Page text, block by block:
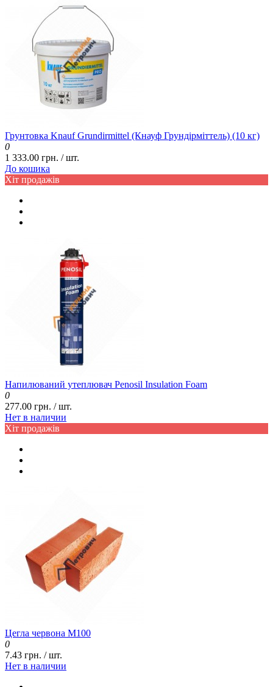
Грунтовка Knauf Grundirmittel (Кнауф Грундірміттель) (10 кг)
0
1 333.00 грн. / шт.
До кошика
Хіт продажів
Напилюваний утеплювач Penosil Insulation Foam
0
277.00 грн. / шт.
Нет в наличии
Хіт продажів
Цегла червона М100
0
7.43 грн. / шт.
Нет в наличии